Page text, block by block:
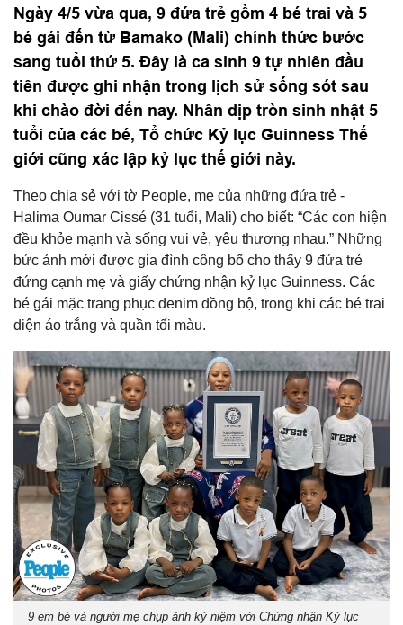
Ngày 4/5 vừa qua, 9 đứa trẻ gồm 4 bé trai và 5
bé gái đến từ Bamako (Mali) chính thức bước
sang tuổi thứ 5. Đây là ca sinh 9 tự nhiên đầu
tiên được ghi nhận trong lịch sử sống sót sau
khi chào đời đến nay. Nhân dịp tròn sinh nhật 5
tuổi của các bé, Tổ chức Kỷ lục Guinness Thế
giới cũng xác lập kỷ lục thế giới này.
Theo chia sẻ với tờ People, mẹ của những đứa trẻ -
Halima Oumar Cissé (31 tuổi, Mali) cho biết: “Các con hiện
đều khỏe mạnh và sống vui vẻ, yêu thương nhau.” Những
bức ảnh mới được gia đình công bố cho thấy 9 đứa trẻ
đứng cạnh mẹ và giấy chứng nhận kỷ lục Guinness. Các
bé gái mặc trang phục denim đồng bộ, trong khi các bé trai
diện áo trắng và quần tối màu.
9 em bé và người mẹ chụp ảnh kỷ niệm với Chứng nhận Kỷ lục